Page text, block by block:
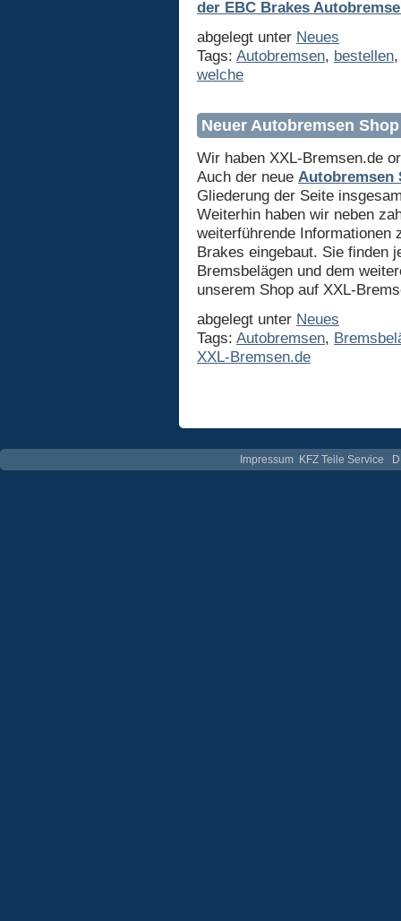
der EBC Brakes
abgelegt unter Neues
Tags: Autobremsen, bestellen
welche
Neuer Autobremsen Shop
Wir haben XXL-Bremsen.de
Auch der neue Autobremsen
Gliederung der Seite
Weiterhin haben wir neben
weiterführende Informationen
Brakes eingebaut. Sie finden
Bremsbelägen und dem
unserem Shop auf XXL-
abgelegt unter Neues
Tags: Autobremsen,
XXL-Bremsen.de
Impressum KFZ Teile Service